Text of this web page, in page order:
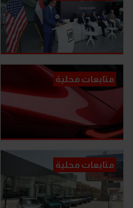
متابعات محلية
متابعات محلية